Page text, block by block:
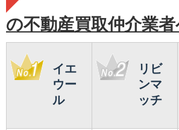
の不動産買取仲介業
イエ
ウー
ル
リビ
ンマ
ッチ